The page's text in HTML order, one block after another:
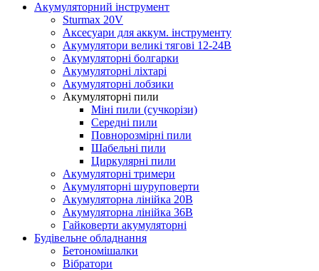
Акумуляторний інструмент
Sturmax 20V
Аксесуари для аккум. інструменту
Акумулятори великі тягові 12-24В
Акумуляторні болгарки
Акумуляторні ліхтарі
Акумуляторні лобзики
Акумуляторні пили
Міні пили (сучкорізи)
Середні пили
Повнорозмірні пили
Шабельні пили
Циркулярні пили
Акумуляторні тримери
Акумуляторні шуруповерти
Акумуляторна лінійка 20В
Акумуляторна лінійка 36В
Гайковерти акумуляторні
Будівельне обладнання
Бетономішалки
Вібратори